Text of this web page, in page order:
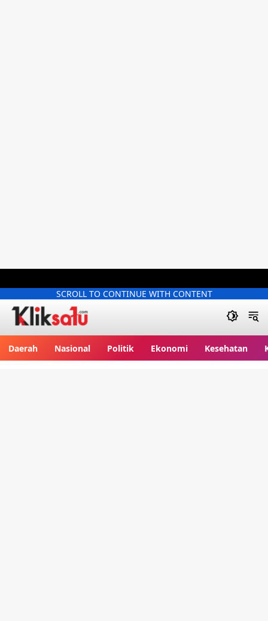
SCROLL TO CONTINUE WITH CONTENT
Daerah Nasional Politik Ekonomi Kesehatan